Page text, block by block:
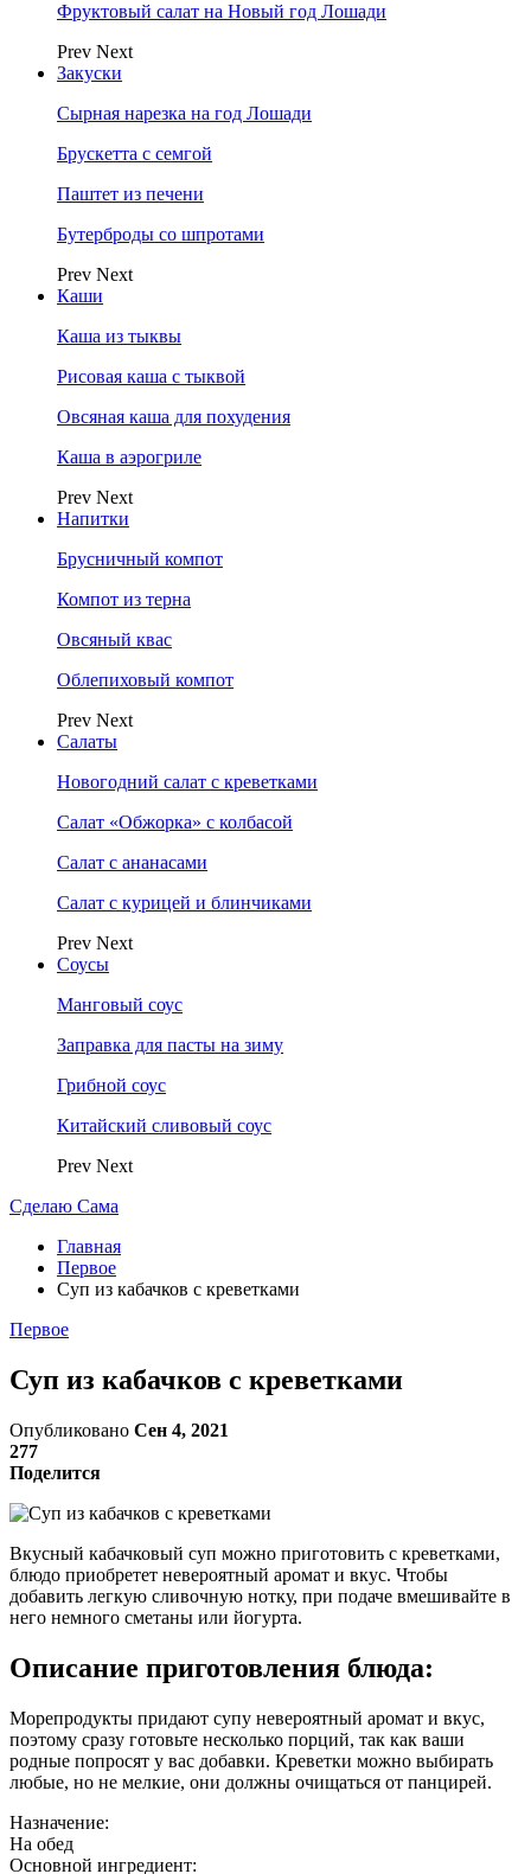
Фруктовый салат на Новый год Лошади
Prev Next
Закуски
Сырная нарезка на год Лошади
Брускетта с семгой
Паштет из печени
Бутерброды со шпротами
Prev Next
Каши
Каша из тыквы
Рисовая каша с тыквой
Овсяная каша для похудения
Каша в аэрогриле
Prev Next
Напитки
Брусничный компот
Компот из терна
Овсяный квас
Облепиховый компот
Prev Next
Салаты
Новогодний салат с креветками
Салат «Обжорка» с колбасой
Салат с ананасами
Салат с курицей и блинчиками
Prev Next
Соусы
Манговый соус
Заправка для пасты на зиму
Грибной соус
Китайский сливовый соус
Prev Next
Сделаю Сама
Главная
Первое
Суп из кабачков с креветками
Первое
Суп из кабачков с креветками
Опубликовано Сен 4, 2021
277
Поделится
Вкусный кабачковый суп можно приготовить с креветками,
блюдо приобретет невероятный аромат и вкус. Чтобы
добавить легкую сливочную нотку, при подаче вмешивайте в
него немного сметаны или йогурта.
Описание приготовления блюда:
Морепродукты придают супу невероятный аромат и вкус,
поэтому сразу готовьте несколько порций, так как ваши
родные попросят у вас добавки. Креветки можно выбирать
любые, но не мелкие, они должны очищаться от панцирей.
Назначение:
На обед
Основной ингредиент: